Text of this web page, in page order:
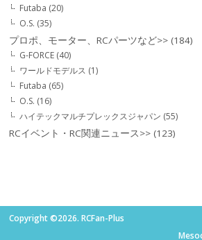
Futaba (20)
O.S. (35)
プロポ、モーター、RCパーツなど>> (184)
G-FORCE (40)
ワールドモデルス (1)
Futaba (65)
O.S. (16)
ハイテックマルチプレックスジャパン (55)
RCイベント・RC関連ニュース>> (123)
Copyright ©2026. RCFan-Plus